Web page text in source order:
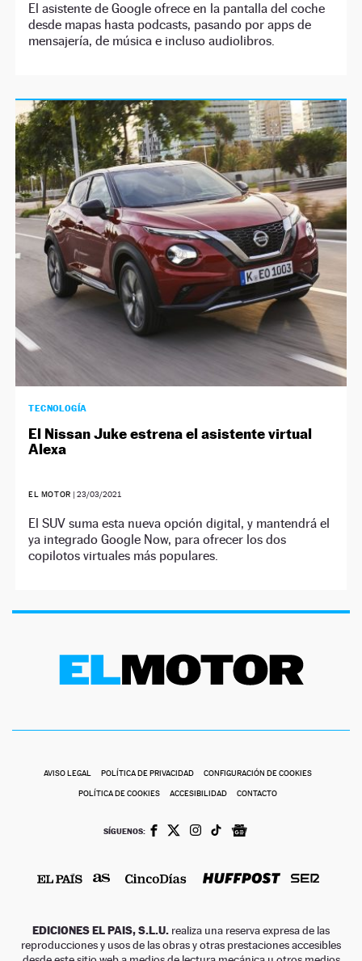
El asistente de Google ofrece en la pantalla del coche
desde mapas hasta podcasts, pasando por apps de
mensajería, de música e incluso audiolibros.
TECNOLOGÍA
El Nissan Juke estrena el asistente virtual
Alexa
EL MOTOR | 23/03/2021
El SUV suma esta nueva opción digital, y mantendrá el
ya integrado Google Now, para ofrecer los dos
copilotos virtuales más populares.
AVISO LEGAL POLÍTICA DE PRIVACIDAD CONFIGURACIÓN DE COOKIES
POLÍTICA DE COOKIES ACCESIBILIDAD CONTACTO
SÍGUENOS:
EDICIONES EL PAIS, S.L.U. realiza una reserva expresa de las
reproducciones y usos de las obras y otras prestaciones accesibles